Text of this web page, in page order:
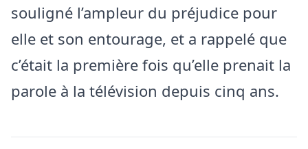
souligné l’ampleur du préjudice pour
elle et son entourage, et a rappelé que
c’était la première fois qu’elle prenait la
parole à la télévision depuis cinq ans.